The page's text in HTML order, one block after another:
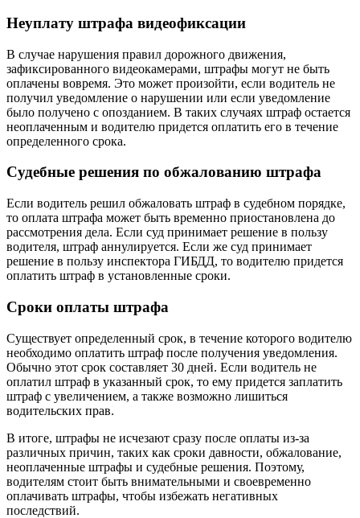
Неуплату штрафа видеофиксации
В случае нарушения правил дорожного движения,
зафиксированного видеокамерами, штрафы могут не быть
оплачены вовремя. Это может произойти, если водитель не
получил уведомление о нарушении или если уведомление
было получено с опозданием. В таких случаях штраф остается
неоплаченным и водителю придется оплатить его в течение
определенного срока.
Судебные решения по обжалованию штрафа
Если водитель решил обжаловать штраф в судебном порядке,
то оплата штрафа может быть временно приостановлена до
рассмотрения дела. Если суд принимает решение в пользу
водителя, штраф аннулируется. Если же суд принимает
решение в пользу инспектора ГИБДД, то водителю придется
оплатить штраф в установленные сроки.
Сроки оплаты штрафа
Существует определенный срок, в течение которого водителю
необходимо оплатить штраф после получения уведомления.
Обычно этот срок составляет 30 дней. Если водитель не
оплатил штраф в указанный срок, то ему придется заплатить
штраф с увеличением, а также возможно лишиться
водительских прав.
В итоге, штрафы не исчезают сразу после оплаты из-за
различных причин, таких как сроки давности, обжалование,
неоплаченные штрафы и судебные решения. Поэтому,
водителям стоит быть внимательными и своевременно
оплачивать штрафы, чтобы избежать негативных
последствий.